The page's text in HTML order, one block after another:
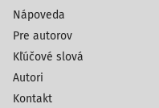
Nápoveda
Pre autorov
Kľúčové slová
Autori
Kontakt